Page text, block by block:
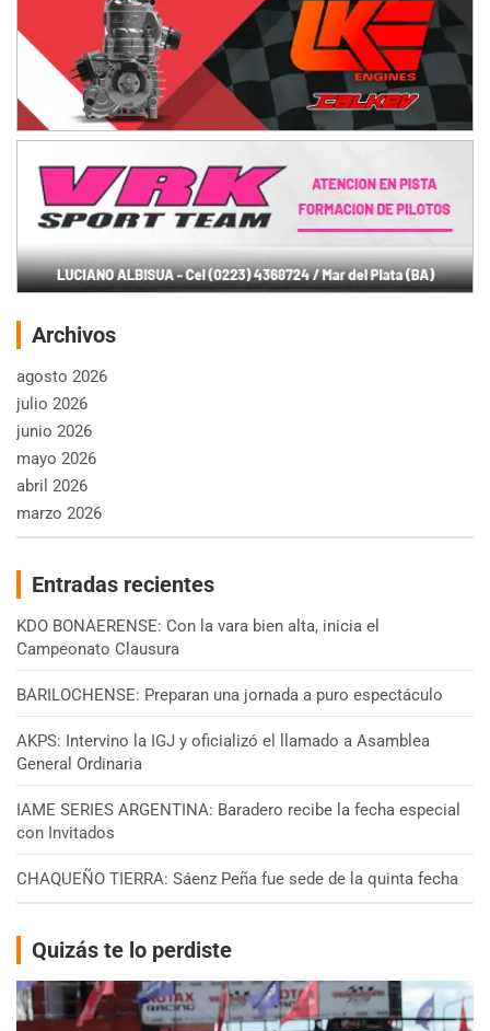
Archivos
agosto 2026
julio 2026
junio 2026
mayo 2026
abril 2026
marzo 2026
Entradas recientes
KDO BONAERENSE: Con la vara bien alta, inicia el
Campeonato Clausura
BARILOCHENSE: Preparan una jornada a puro espectáculo
AKPS: Intervino la IGJ y oficializó el llamado a Asamblea
General Ordinaria
IAME SERIES ARGENTINA: Baradero recibe la fecha especial
con Invitados
CHAQUEÑO TIERRA: Sáenz Peña fue sede de la quinta fecha
Quizás te lo perdiste